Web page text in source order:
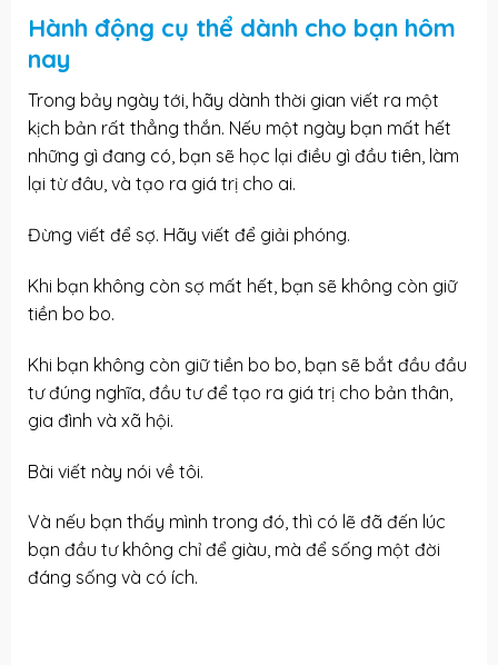
Hành động cụ thể dành cho bạn hôm
nay
Trong bảy ngày tới, hãy dành thời gian viết ra một
kịch bản rất thẳng thắn. Nếu một ngày bạn mất hết
những gì đang có, bạn sẽ học lại điều gì đầu tiên, làm
lại từ đâu, và tạo ra giá trị cho ai.
Đừng viết để sợ. Hãy viết để giải phóng.
Khi bạn không còn sợ mất hết, bạn sẽ không còn giữ
tiền bo bo.
Khi bạn không còn giữ tiền bo bo, bạn sẽ bắt đầu đầu
tư đúng nghĩa, đầu tư để tạo ra giá trị cho bản thân,
gia đình và xã hội.
Bài viết này nói về tôi.
Và nếu bạn thấy mình trong đó, thì có lẽ đã đến lúc
bạn đầu tư không chỉ để giàu, mà để sống một đời
đáng sống và có ích.